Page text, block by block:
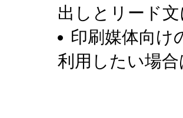
出しとリード
印刷媒体向け
利用したい場